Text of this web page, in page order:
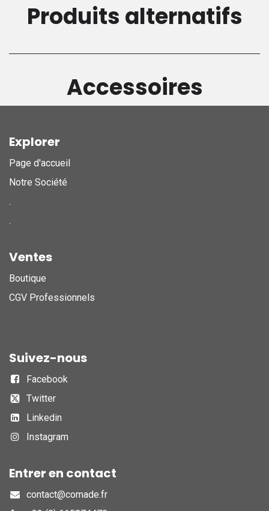
Produits alternatifs
Accessoires
Explorer
Page d'accueil
Notre Société
.
.
Ventes
Boutique
CGV Professionnels
Suivez-nous
Facebook
Twitter
Linkedin
Instagram
Entrer en contact
contact@comade.fr